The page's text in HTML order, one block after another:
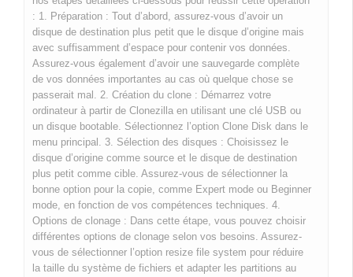
: 1. Préparation : Tout d’abord, assurez-vous d’avoir un
disque de destination plus petit que le disque d’origine mais
avec suffisamment d’espace pour contenir vos données.
Assurez-vous également d’avoir une sauvegarde complète
de vos données importantes au cas où quelque chose se
passerait mal. 2. Création du clone : Démarrez votre
ordinateur à partir de Clonezilla en utilisant une clé USB ou
un disque bootable. Sélectionnez l’option Clone Disk dans le
menu principal. 3. Sélection des disques : Choisissez le
disque d’origine comme source et le disque de destination
plus petit comme cible. Assurez-vous de sélectionner la
bonne option pour la copie, comme Expert mode ou Beginner
mode, en fonction de vos compétences techniques. 4.
Options de clonage : Dans cette étape, vous pouvez choisir
différentes options de clonage selon vos besoins. Assurez-
vous de sélectionner l’option resize file system pour réduire
la taille du système de fichiers et adapter les partitions au